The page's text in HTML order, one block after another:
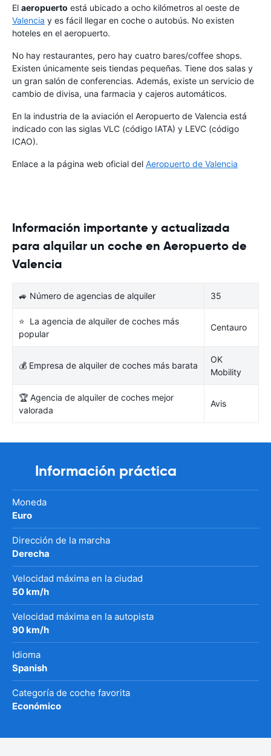
El aeropuerto está ubicado a ocho kilómetros al oeste de
Valencia y es fácil llegar en coche o autobús. No existen
hoteles en el aeropuerto.
No hay restaurantes, pero hay cuatro bares/coffee shops.
Existen únicamente seis tiendas pequeñas. Tiene dos salas y
un gran salón de conferencias. Además, existe un servicio de
cambio de divisa, una farmacia y cajeros automáticos.
En la industria de la aviación el Aeropuerto de Valencia está
indicado con las siglas VLC (código IATA) y LEVC (código
ICAO).
Enlace a la página web oficial del Aeropuerto de Valencia
Información importante y actualizada
para alquilar un coche en Aeropuerto de
Valencia
🚙 Número de agencias de alquiler 35
⭐ La agencia de alquiler de coches más
popular
Centauro
💰 Empresa de alquiler de coches más barata
OK
Mobility
🏆 Agencia de alquiler de coches mejor
valorada
Avis
Información práctica
Moneda
Euro
Dirección de la marcha
Derecha
Velocidad máxima en la ciudad
50 km/h
Velocidad máxima en la autopista
90 km/h
Idioma
Spanish
Categoría de coche favorita
Económico